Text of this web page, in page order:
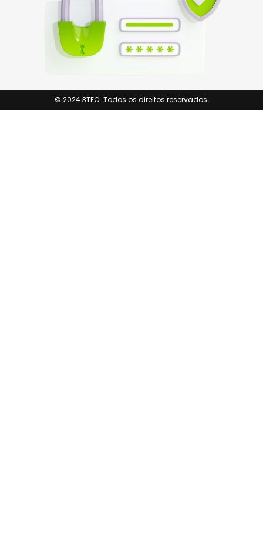
© 2024 3TEC. Todos os direitos reservados.